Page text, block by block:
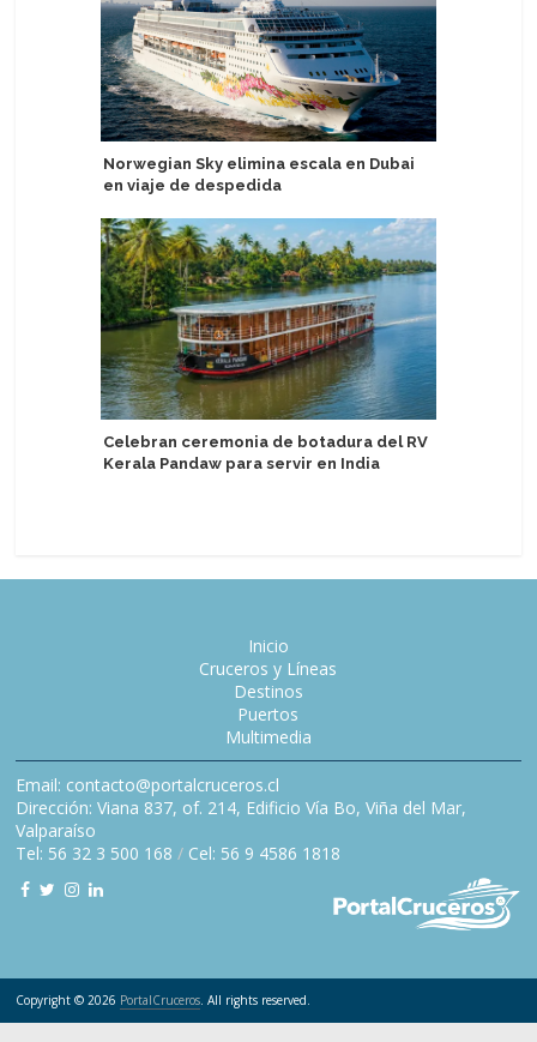
Norwegian Sky elimina escala en Dubai
en viaje de despedida
Celebran ceremonia de botadura del RV
Kerala Pandaw para servir en India
Inicio
Cruceros y Líneas
Destinos
Puertos
Multimedia
Email: contacto@portalcruceros.cl
Dirección: Viana 837, of. 214, Edificio Vía Bo, Viña del Mar,
Valparaíso
Tel: 56 32 3 500 168 / Cel: 56 9 4586 1818
Copyright © 2026 PortalCruceros. All rights reserved.